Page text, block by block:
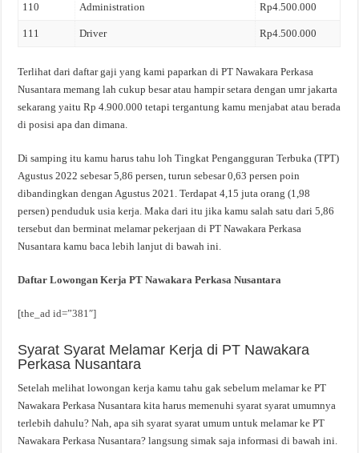
110 Administration Rp4.500.000
111 Driver Rp4.500.000
Terlihat dari daftar gaji yang kami paparkan di PT Nawakara Perkasa
Nusantara memang lah cukup besar atau hampir setara dengan umr jakarta
sekarang yaitu Rp 4.900.000 tetapi tergantung kamu menjabat atau berada
di posisi apa dan dimana.
Di samping itu kamu harus tahu loh Tingkat Pengangguran Terbuka (TPT)
Agustus 2022 sebesar 5,86 persen, turun sebesar 0,63 persen poin
dibandingkan dengan Agustus 2021. Terdapat 4,15 juta orang (1,98
persen) penduduk usia kerja. Maka dari itu jika kamu salah satu dari 5,86
tersebut dan berminat melamar pekerjaan di PT Nawakara Perkasa
Nusantara kamu baca lebih lanjut di bawah ini.
Daftar Lowongan Kerja PT Nawakara Perkasa Nusantara
[the_ad id=”381″]
Syarat Syarat Melamar Kerja di PT Nawakara
Perkasa Nusantara
Setelah melihat lowongan kerja kamu tahu gak sebelum melamar ke PT
Nawakara Perkasa Nusantara kita harus memenuhi syarat syarat umumnya
terlebih dahulu? Nah, apa sih syarat syarat umum untuk melamar ke PT
Nawakara Perkasa Nusantara? langsung simak saja informasi di bawah ini.